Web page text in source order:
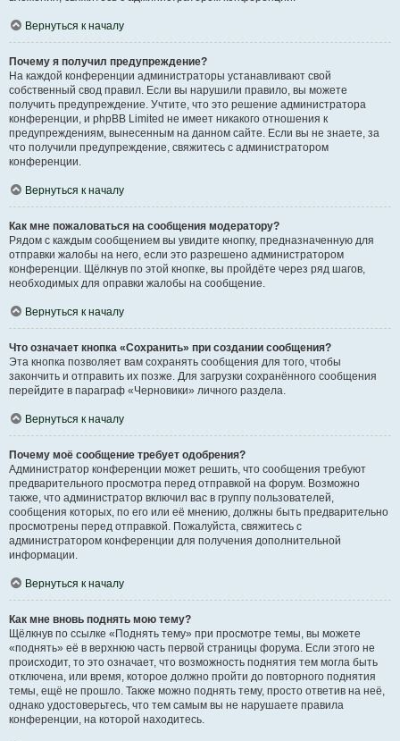
Вернуться к началу
Почему я получил предупреждение?
На каждой конференции администраторы устанавливают свой
собственный свод правил. Если вы нарушили правило, вы можете
получить предупреждение. Учтите, что это решение администратора
конференции, и phpBB Limited не имеет никакого отношения к
предупреждениям, вынесенным на данном сайте. Если вы не знаете, за
что получили предупреждение, свяжитесь с администратором
конференции.
Вернуться к началу
Как мне пожаловаться на сообщения модератору?
Рядом с каждым сообщением вы увидите кнопку, предназначенную для
отправки жалобы на него, если это разрешено администратором
конференции. Щёлкнув по этой кнопке, вы пройдёте через ряд шагов,
необходимых для оправки жалобы на сообщение.
Вернуться к началу
Что означает кнопка «Сохранить» при создании сообщения?
Эта кнопка позволяет вам сохранять сообщения для того, чтобы
закончить и отправить их позже. Для загрузки сохранённого сообщения
перейдите в параграф «Черновики» личного раздела.
Вернуться к началу
Почему моё сообщение требует одобрения?
Администратор конференции может решить, что сообщения требуют
предварительного просмотра перед отправкой на форум. Возможно
также, что администратор включил вас в группу пользователей,
сообщения которых, по его или её мнению, должны быть предварительно
просмотрены перед отправкой. Пожалуйста, свяжитесь с
администратором конференции для получения дополнительной
информации.
Вернуться к началу
Как мне вновь поднять мою тему?
Щёлкнув по ссылке «Поднять тему» при просмотре темы, вы можете
«поднять» её в верхнюю часть первой страницы форума. Если этого не
происходит, то это означает, что возможность поднятия тем могла быть
отключена, или время, которое должно пройти до повторного поднятия
темы, ещё не прошло. Также можно поднять тему, просто ответив на неё,
однако удостоверьтесь, что тем самым вы не нарушаете правила
конференции, на которой находитесь.